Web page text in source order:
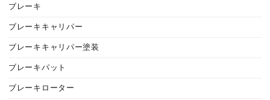
ブレーキ
ブレーキキャリパー
ブレーキキャリパー塗装
ブレーキパット
ブレーキローター